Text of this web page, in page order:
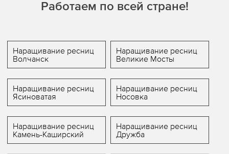
Работаем по всей стране!
Наращивание ресниц
Волчанск
Наращивание ресниц
Великие Мосты
Наращивание ресниц
Ясиноватая
Наращивание ресниц
Носовка
Наращивание ресниц
Камень-Каширский
Наращивание ресниц
Дружба